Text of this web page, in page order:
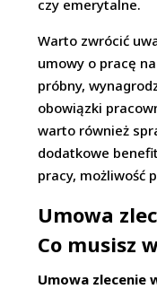
czy emerytalne.
Warto zwrócić
umowy o pracę
próbny,
obowiązki
warto również
dodatkowe
pracy, możliwość
Umowa
Co musisz
Umowa zlecenie